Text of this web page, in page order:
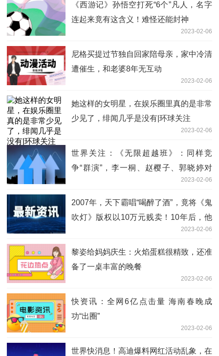
《西游记》孙悟空打死“6个”凡人，名字
连起来竟有这含义！难怪还能封神
2023-02-06
尼格买提过节独自回家陪母亲，家中冷清
遭催生，和老婆8年无互动
2023-02-06
她这样的女明星，在娱乐圈里真的是非常
少见了，绯闻几乎是没有|环球关注
2023-02-06
世界关注：《无限超越班》：同样竞
争“群演”，李一桐、赵樱子、郭晓婷对
2023-02-06
2007年，天下霸唱“喝醉了酒”，竟将《鬼
吹灯》版权以10万元贱卖！10年后，他
2023-02-06
黎姿给妈妈庆生：火焰蛋糕很精致，还准
备了一桌丰富的晚餐
2023-02-06
快资讯：全网6亿点击量 海南春晚成
功“出圈”
2023-02-06
世界快消息！高迪爆料网红活动乱象，在